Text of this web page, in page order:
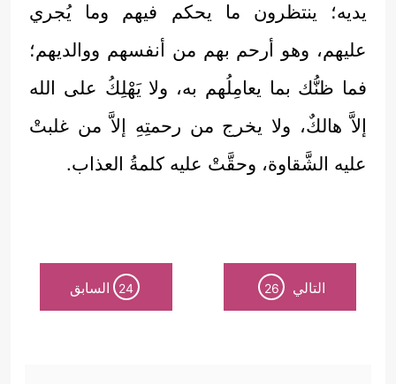
يديه؛ ينتظرون ما يحكم فيهم وما يُجري
عليهم، وهو أرحم بهم من أنفسهم ووالديهم؛
فما ظنُّك بما يعامِلُهم به، ولا يَهْلِكُ على الله
إلاَّ هالكٌ، ولا يخرج من رحمتِهِ إلاَّ من غلبتْ
عليه الشَّقاوة، وحقَّتْ عليه كلمةُ العذاب.
التالي 26
24 السابق